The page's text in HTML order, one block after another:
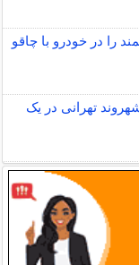
را در خودرو با چاقو
اطلاعات بانکی ۱۲۰۰ شهروند تهرانی در یک